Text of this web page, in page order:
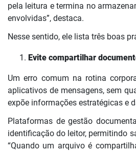
pela leitura e termina no
envolvidas”, destaca.
Nesse sentido, ele lista três boas
Evite compartilhar
Um erro comum na rotina
aplicativos de mensagens, sem
expõe informações estratégicas e
Plataformas de gestão
identificação do leitor, permitindo
“Quando um arquivo é